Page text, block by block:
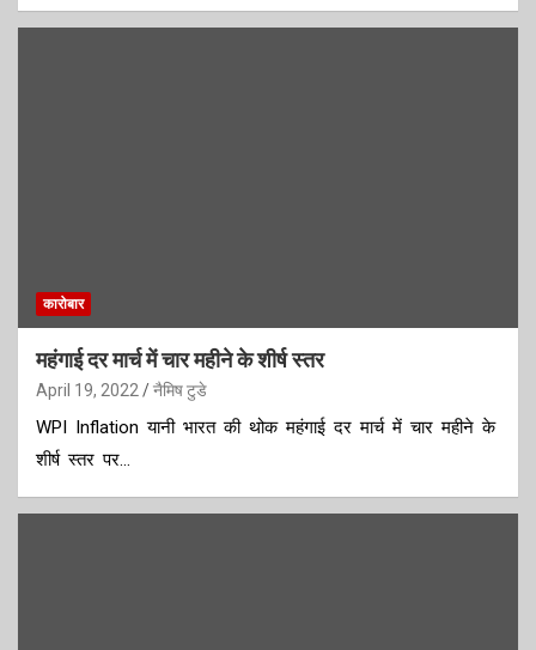
कारोबार
महंगाई दर मार्च में चार महीने के शीर्ष स्‍तर
April 19, 2022 नैमिष टुडे
WPI Inflation यानी भारत की थोक महंगाई दर मार्च में चार महीने के
शीर्ष स्‍तर पर…